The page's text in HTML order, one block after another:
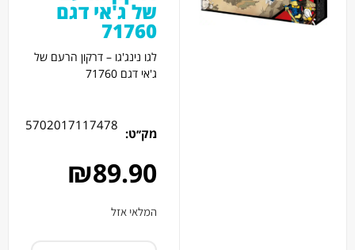
של ג'אי דגם
71760
לגו נינג'גו – דרקון הרעם של
ג'אי דגם 71760
מק׳׳ט:
5702017117478
₪89.90
המלאי אזל